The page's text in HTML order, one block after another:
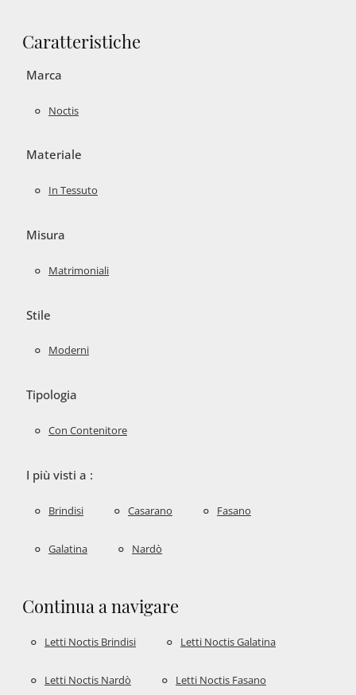
Caratteristiche
Marca
Noctis
Materiale
In Tessuto
Misura
Matrimoniali
Stile
Moderni
Tipologia
Con Contenitore
I più visti a :
Brindisi Casarano Fasano
Galatina Nardò
Continua a navigare
Letti Noctis Brindisi Letti Noctis Galatina
Letti Noctis Nardò Letti Noctis Fasano